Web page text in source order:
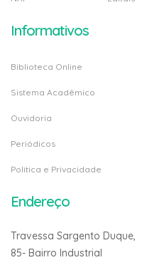
Informativos
Biblioteca Online
Sistema Acadêmico
Ouvidoria
Periódicos
Politica e Privacidade
Endereço
Travessa Sargento Duque,
85- Bairro Industrial